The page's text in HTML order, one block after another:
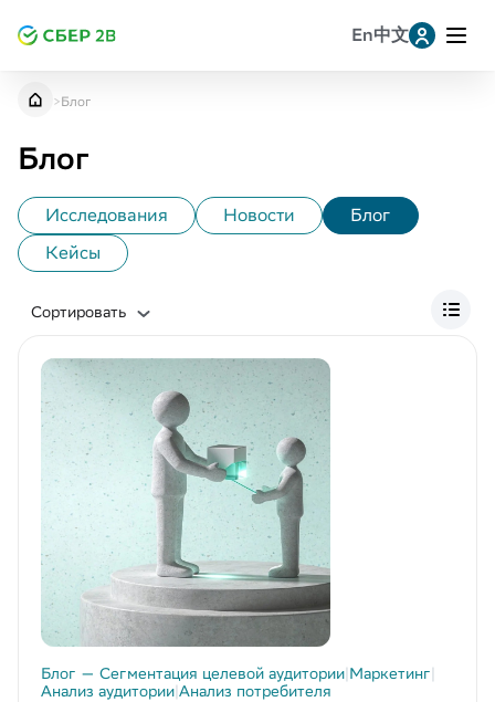
En中文
>Блог
Блог
Исследования Новости
Блог
Кейсы
Сортировать
Блог — Сегментация целевой аудитории Маркетинг
Анализ аудитории Анализ потребителя
Заявка на консультацию
Нажимая «Отправить», вы даёте
Согласие на обработку
персональных данных
в соответствии с
персональных данных*
Согласиена получение информационных рассылок
Leave a request for research
Нажимая «Отправить», вы даёте
Согласие на обработку
персональных данных
в соответствии с
персональных данных*
Согласиена получение информационных рассылок
Нажимая «Отправить», вы даёте
Согласие на обработку
персональных данных
в соответствии с
персональных данных*
Согласиена получение информационных рассылок
Whatsapp
Однокласскники
Копировать ссылку
Ритейл (12)
Анализ аудитории (11)
Анализ потребителя (2)
Бизнес (7)
Искуственный интеллект (1)
Большие данные (3)
Аналитика ассортимента (12)
Исследование (1)
Анализ перетоков (1)
FMCG (1)
Продажи (2)
Государство (1)
Технологии (1)